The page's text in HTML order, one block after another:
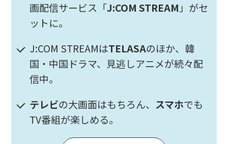
画配信サービス「J:COM STREAM」がセ
ットに。
J:COM STREAMはTELASAのほか、韓
国・中国ドラマ、見逃しアニメが続々配
信中。
テレビの大画面はもちろん、 スマホでも
TV番組が楽しめる。